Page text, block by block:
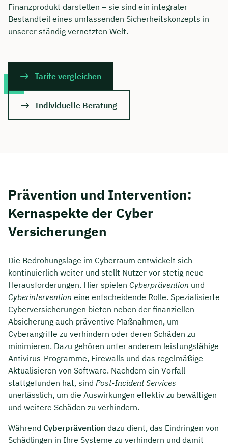
Finanzprodukt darstellen – sie sind ein integraler
Bestandteil eines umfassenden Sicherheitskonzepts in
unserer ständig vernetzten Welt.
Tarife vergleichen
Individuelle Beratung
Prävention und Intervention:
Kernaspekte der Cyber
Versicherungen
Die Bedrohungslage im Cyberraum entwickelt sich
kontinuierlich weiter und stellt Nutzer vor stetig neue
Herausforderungen. Hier spielen Cyberprävention und
Cyberintervention eine entscheidende Rolle. Spezialisierte
Cyberversicherungen bieten neben der finanziellen
Absicherung auch präventive Maßnahmen, um
Cyberangriffe zu verhindern oder deren Schäden zu
minimieren. Dazu gehören unter anderem leistungsfähige
Antivirus-Programme, Firewalls und das regelmäßige
Aktualisieren von Software. Nachdem ein Vorfall
stattgefunden hat, sind Post-Incident Services
unerlässlich, um die Auswirkungen effektiv zu bewältigen
und weitere Schäden zu verhindern.
Während Cyberprävention dazu dient, das Eindringen von
Schädlingen in Ihre Systeme zu verhindern und damit